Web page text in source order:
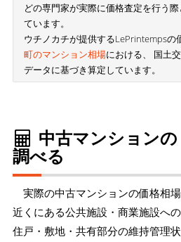
どの専門家が実際に価格査定を行う
ています。
ウチノカチが提供するLePrintempsの
町のマンション相場における、 国土
データに基づき算定しています。
中古マンション
調べる
実際の中古マンションの価格相
近くにある公共施設・商業施設へ
住戸・敷地・共有部分の維持管理